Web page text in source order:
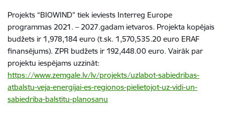
Projekts “BIOWIND” tiek ieviests Interreg Europe
programmas 2021. – 2027.gadam ietvaros. Projekta kopējais
budžets ir 1,978,184 euro (t.sk. 1,570,535.20 euro ERAF
finansējums). ZPR budžets ir 192,448.00 euro. Vairāk par
projektu iespējams uzzināt:
https://www.zemgale.lv/lv/projekts/uzlabot-sabiedribas-
atbalstu-veja-energijai-es-regionos-pielietojot-uz-vidi-un-
sabiedriba-balstitu-planosanu